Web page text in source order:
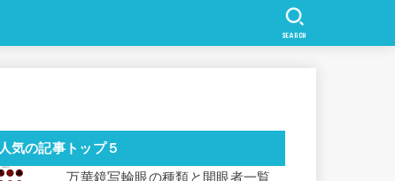
SEARCH
人気の記事トップ５
万華鏡写輪眼の種類と開眼者一覧